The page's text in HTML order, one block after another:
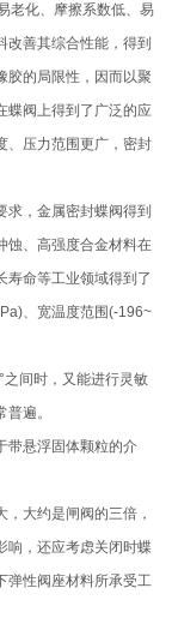
老化、摩擦系数低、易
改善其综合性能，得到
胶的局限性，因而以聚
蝶阀上得到了广泛的应
、压力范围更广，密封
求，金属密封蝶阀得到
蚀、高强度合金材料在
寿命等工业领域得到了
、宽温度范围(-196~
间时，又能进行灵敏
遍。
带悬浮固体颗粒的介
大约是闸阀的三倍，
响，还应考虑关闭时蝶
弹性阀座材料所承受工